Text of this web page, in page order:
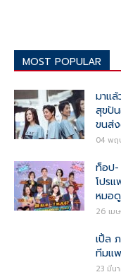
MOST POPULAR
มาแ
สุขปั
ขนส่
04 พฤ
ท็อป-
โปร
หมอ
26 เม
เปิ้ล
ทีมแ
23 มีน